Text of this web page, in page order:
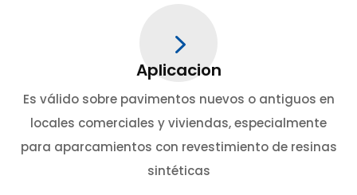
5
Aplicacion
Es válido sobre pavimentos nuevos o antiguos en
locales comerciales y viviendas, especialmente
para aparcamientos con revestimiento de resinas
sintéticas